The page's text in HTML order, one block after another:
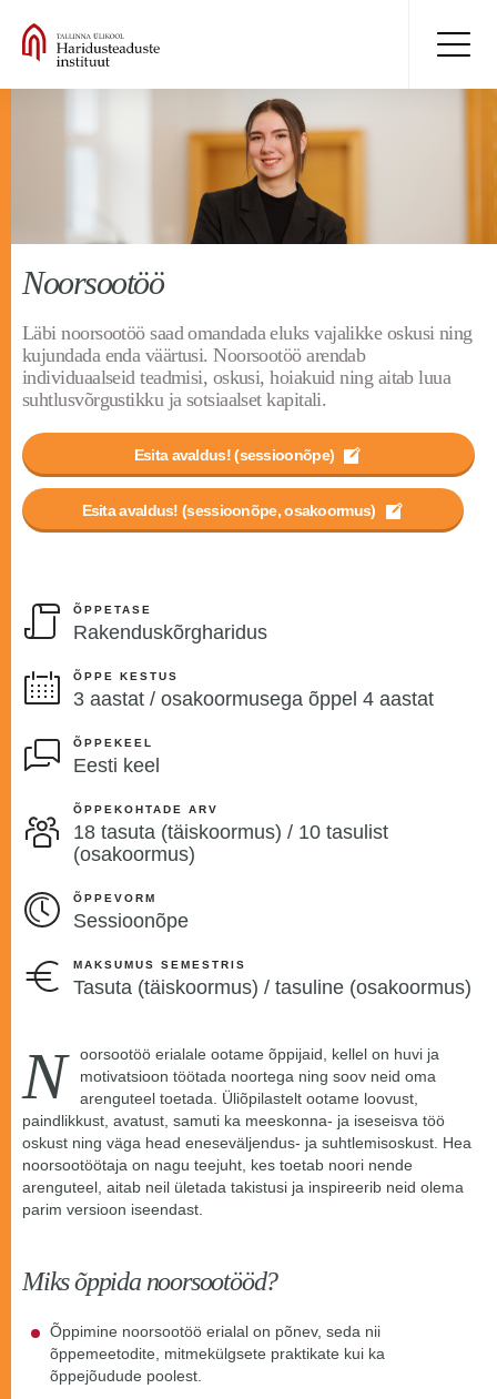
Noorsootöö
Läbi noorsootöö saad omandada eluks vajalikke oskusi ning
kujundada enda väärtusi. Noorsootöö arendab
individuaalseid teadmisi, oskusi, hoiakuid ning aitab luua
suhtlusvõrgustikku ja sotsiaalset kapitali.
Esita avaldus! (sessioonõpe)
Esita avaldus! (sessioonõpe, osakoormus)
ÕPPETASE
Rakenduskõrgharidus
ÕPPE KESTUS
3 aastat / osakoormusega õppel 4 aastat
ÕPPEKEEL
Eesti keel
ÕPPEKOHTADE ARV
18 tasuta (täiskoormus) / 10 tasulist
(osakoormus)
ÕPPEVORM
Sessioonõpe
MAKSUMUS SEMESTRIS
Tasuta (täiskoormus) / tasuline (osakoormus)
N
oorsootöö erialale ootame õppijaid, kellel on huvi ja
motivatsioon töötada noortega ning soov neid oma
arenguteel toetada. Üliõpilastelt ootame loovust,
paindlikkust, avatust, samuti ka meeskonna- ja iseseisva töö
oskust ning väga head eneseväljendus- ja suhtlemisoskust. Hea
noorsootöötaja on nagu teejuht, kes toetab noori nende
arenguteel, aitab neil ületada takistusi ja inspireerib neid olema
parim versioon iseendast.
Miks õppida noorsootööd?
Õppimine noorsootöö erialal on põnev, seda nii
õppemeetodite, mitmekülgsete praktikate kui ka
õppejõudude poolest.